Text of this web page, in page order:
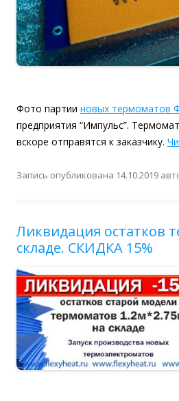
Фото партии новых термоматов
предприятия “Импульс”.
вскоре отправятся к заказчику.
Запись опубликована 14.10.2019
Ликвидация остатков
складе. СКИДКА 15%